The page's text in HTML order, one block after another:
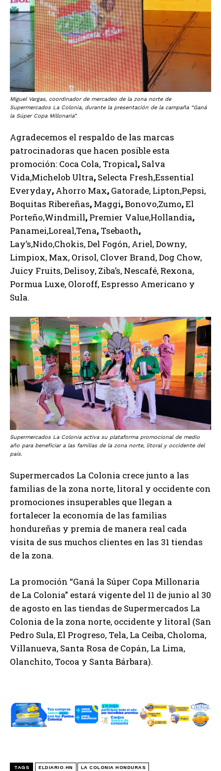
Miguel Vargas, coordinador de mercadeo de la zona norte de
Supermercados La Colonia, durante la presentación de la campaña “Ganá
la Súper Copa Millonaria”.
Agradecemos el respaldo de las marcas
patrocinadoras que hacen posible esta
promoción: Coca Cola, Tropical, Salva
Vida,Michelob Ultra, Selecta Fresh,Essential
Everyday, Ahorro Max, Gatorade, Lipton,Pepsi,
Boquitas Ribereñas, Maggi,Bonovo,Zumo,El
Porteño,Windmill, Premier Value,Hollandia,
Panamei,Loreal,Tena, Tsebaoth,
Lay’s,Nido,Chokis, Del Fogón, Ariel, Downy,
Limpiox, Max, Orisol, Clover Brand, Dog Chow,
Juicy Fruits, Delisoy, Ziba’s, Nescafé, Rexona,
Pormua Luxe, Oloroff, Espresso Americano y
Sula.
Supermercados La Colonia activa su plataforma promocional de medio
año para beneficiar a las familias de la zona norte, litoral y occidente del
país.
Supermercados La Colonia crece junto a las
familias de la zona norte, litoral y occidente con
promociones insuperables que llegan a
fortalecer la economía de las familias
hondureñas y premia de manera real cada
visita de sus muchos clientes en las 31 tiendas
de la zona.
La promoción “Ganá la Súper Copa Millonaria
de La Colonia” estará vigente del 11 de junio al 30
de agosto en las tiendas de Supermercados La
Colonia de la zona norte, occidente y litoral (San
Pedro Sula, El Progreso, Tela, La Ceiba, Choloma,
Villanueva, Santa Rosa de Copán, La Lima,
Olanchito, Tocoa y Santa Bárbara).
TAGS ELDIARIO.HN LA COLONIA HONDURAS